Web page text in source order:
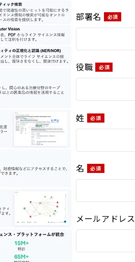
部署名
役職
姓
名
メールアドレス